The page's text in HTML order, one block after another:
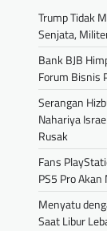
Trump Tidak
Senjata,
Bank BJB
Forum Bisnis
Serangan
Nahariya
Rusak
Fans
PS5 Pro
Menyatu
Saat Libur